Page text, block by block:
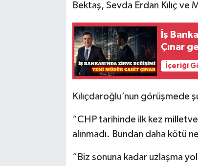
Bektaş, Sevda Erdan Kılıç
İş
Çınar
İçeriği
Kılıçdaroğlu’nun görüşmede
“CHP tarihinde ilk kez
alınmadı. Bundan daha kötü
“Biz sonuna kadar uzlaşma